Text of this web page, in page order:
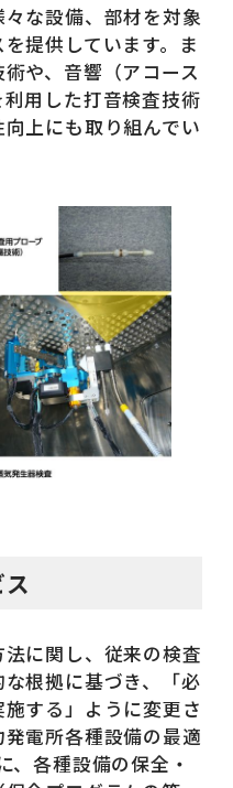
な設備、部材を対象
提供しています。ま
や、音響（アコース
用した打音検査技術
上にも取り組んでい
に関し、従来の検査
根拠に基づき、「必
する」ように変更さ
電所各種設備の最適
、各種設備の保全・